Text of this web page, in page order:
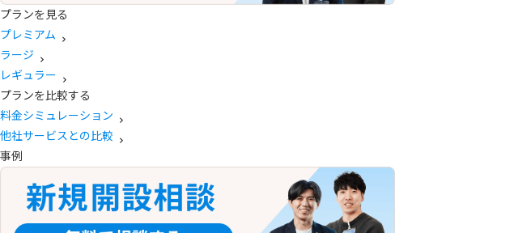
プランを見る
プレミアム
ラージ
レギュラー
プランを比較する
料金シミュレーション
他社サービスとの比較
事例